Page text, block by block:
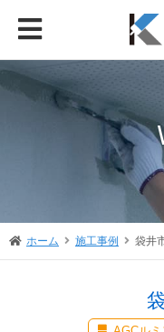
ホーム 施工事例 袋井